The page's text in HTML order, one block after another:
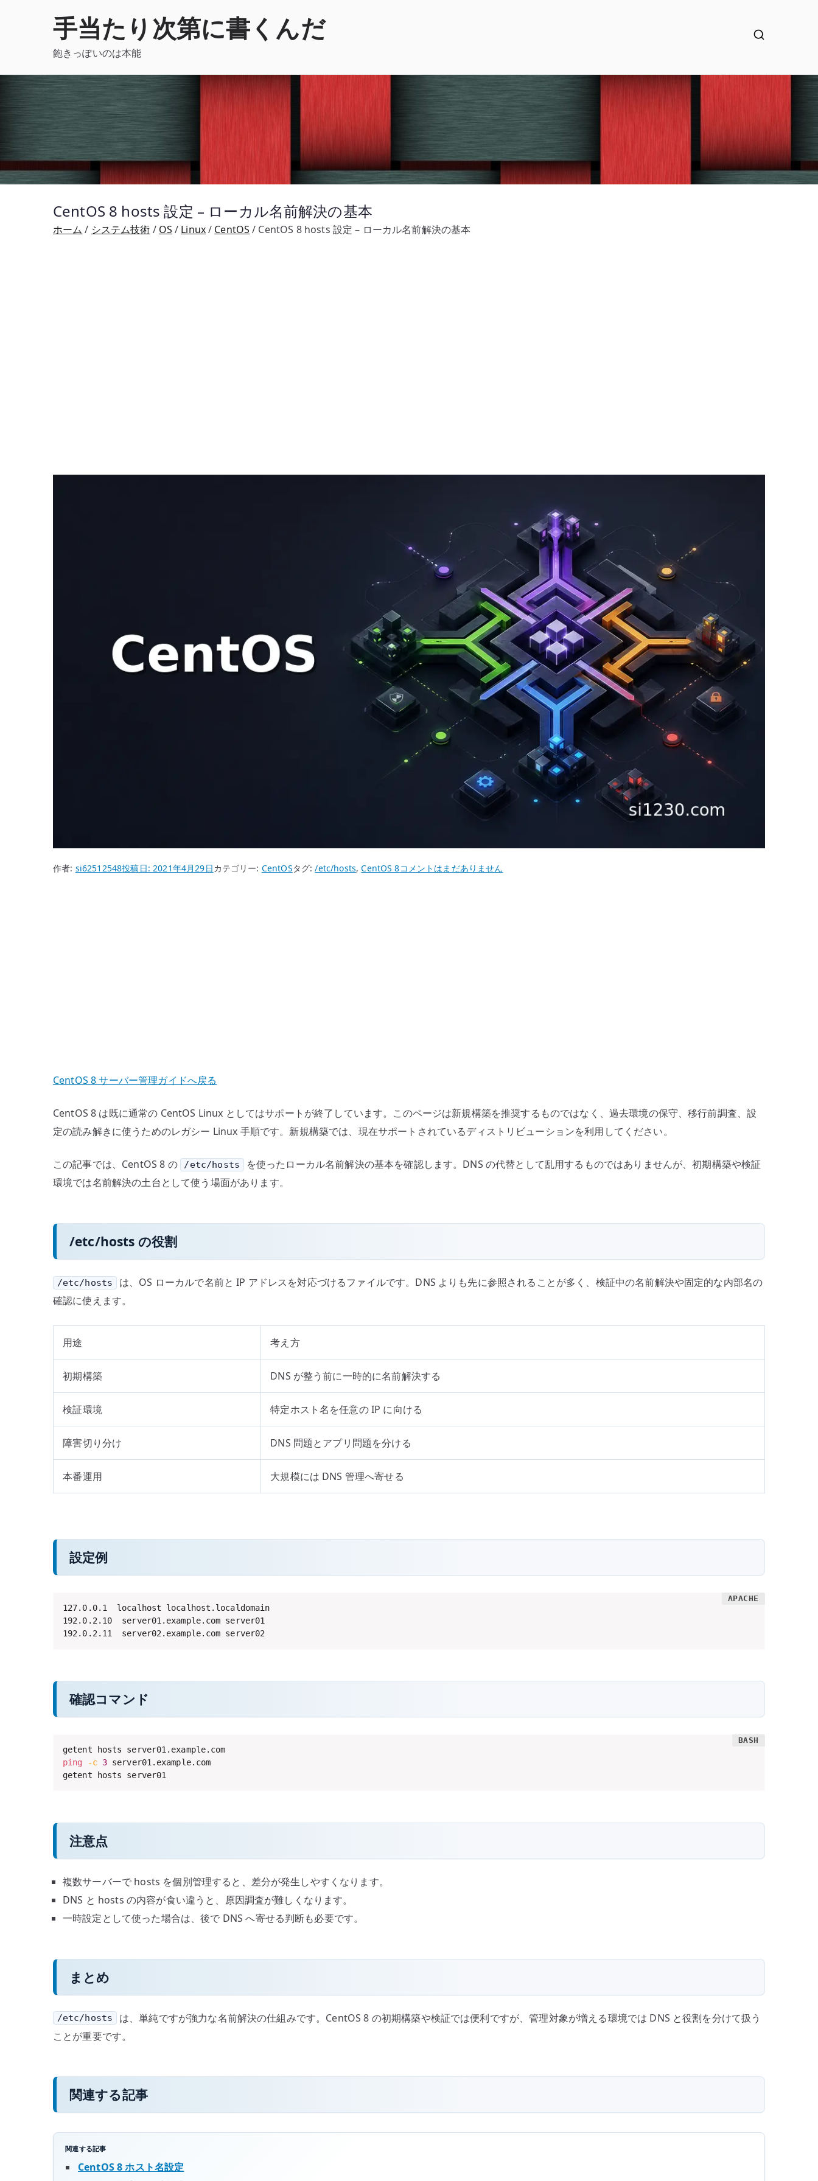
手当たり次第に書くんだ
飽きっぽいのは本能
CentOS 8 hosts 設定 – ローカル名前解決の基本
ホーム システム技術 OS Linux CentOS CentOS 8 hosts 設定 – ローカル名前解決の基本
作者: si62512548投稿日:2021年4月29日カテゴリー: CentOSタグ:/etc/hosts,CentOS 8CentOS
本
コメントはまだありません
CentOS 8 サーバー管理ガイドへ戻る
CentOS 8 は既に通常の CentOS Linux としてはサポートが終了しています。このページは新規構築を推奨するものではなく、過去環境の保守、移行前調査、設
定の読み解きに使うためのレガシー Linux 手順です。新規構築では、現在サポートされているディストリビューションを利用してください。
この記事では、CentOS 8 の /etc/hosts
を使ったローカル名前解決の基本を確認します。DNS の代替として乱用するものではありませんが、初期構築や検証
環境では名前解決の土台として使う場面があります。
/etc/hosts の役割
/etc/hosts
は、OS ローカルで名前と IP アドレスを対応づけるファイルです。DNS よりも先に参照されることが多く、検証中の名前解決や固定的な内部名の
確認に使えます。
用途 考え方
初期構築 DNS が整う前に一時的に名前解決する
検証環境 特定ホスト名を任意の IP に向ける
障害切り分け DNS 問題とアプリ問題を分ける
本番運用 大規模には DNS 管理へ寄せる
設定例
127.0.0.1  localhost localhost.localdomain
192.0.2.10  server01.example.com server01
192.0.2.11  server02.example.com server02
確認コマンド
ping
-c 3 server01.example.com
getent hosts server01
注意点
複数サーバーで hosts を個別管理すると、差分が発生しやすくなります。
DNS と hosts の内容が食い違うと、原因調査が難しくなります。
一時設定として使った場合は、後で DNS へ寄せる判断も必要です。
まとめ
/etc/hosts
は、単純ですが強力な名前解決の仕組みです。CentOS 8 の初期構築や検証では便利ですが、管理対象が増える環境では DNS と役割を分けて扱う
ことが重要です。
関連する記事
関連する記事
CentOS 8 ホスト名設定